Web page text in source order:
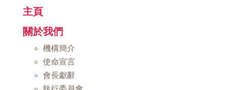
主頁
關於我們
機構簡介
使命宣言
會長獻辭